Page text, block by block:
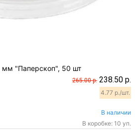
"Паперскоп", 50 шт
265.00 р. 238.50 р.
4.77 р./шт.
В наличии
В коробке: 10 уп.